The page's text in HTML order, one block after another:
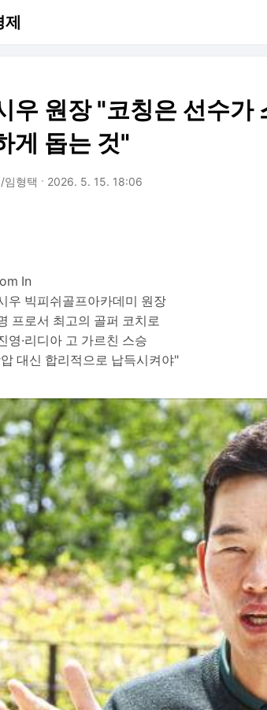
제
우 원장 "코칭은 선수가
게 돕는 것"
임형택 2026. 5. 15. 18:06
In
우 빅피쉬골프아카데미 원장
프로서 최고의 골퍼 코치로
영·리디아 고 가르친 스승
대신 합리적으로 납득시켜야"